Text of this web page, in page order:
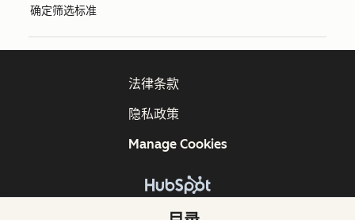
确定筛选标准
版权所有 © 2026 HubSpot, Inc.
法律条款
隐私政策
Manage Cookies